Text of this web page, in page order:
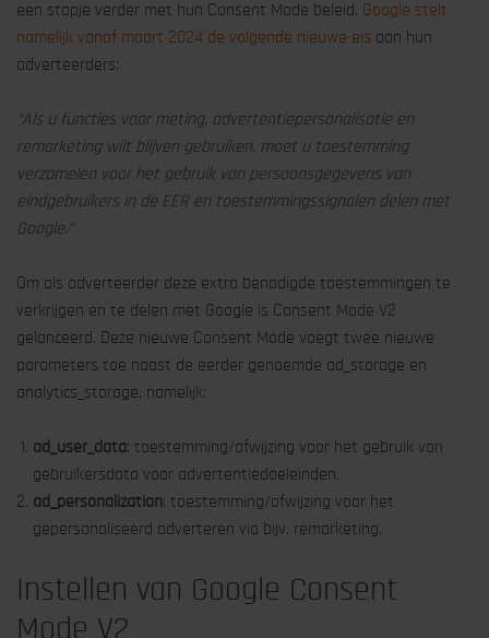
een stapje verder met hun Consent Mode beleid. Google stelt
namelijk vanaf maart 2024 de volgende nieuwe eis aan hun
adverteerders:
“Als u functies voor meting, advertentiepersonalisatie en
remarketing wilt blijven gebruiken, moet u toestemming
verzamelen voor het gebruik van persoonsgegevens van
eindgebruikers in de EER en toestemmingssignalen delen met
Google.”
Om als adverteerder deze extra benodigde toestemmingen te
verkrijgen en te delen met Google is Consent Mode V2
gelanceerd. Deze nieuwe Consent Mode voegt twee nieuwe
parameters toe naast de eerder genoemde ad_storage en
analytics_storage, namelijk:
ad_user_data: toestemming/afwijzing voor het gebruik van
gebruikersdata voor advertentiedoeleinden.
ad_personalization: toestemming/afwijzing voor het
gepersonaliseerd adverteren via bijv. remarketing.
Instellen van Google Consent
Mode V2